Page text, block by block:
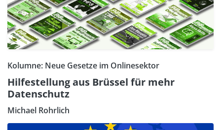
Kolumne: Neue Gesetze im Onlinesektor
Hilfestellung aus Brüssel für mehr
Datenschutz
Michael Rohrlich